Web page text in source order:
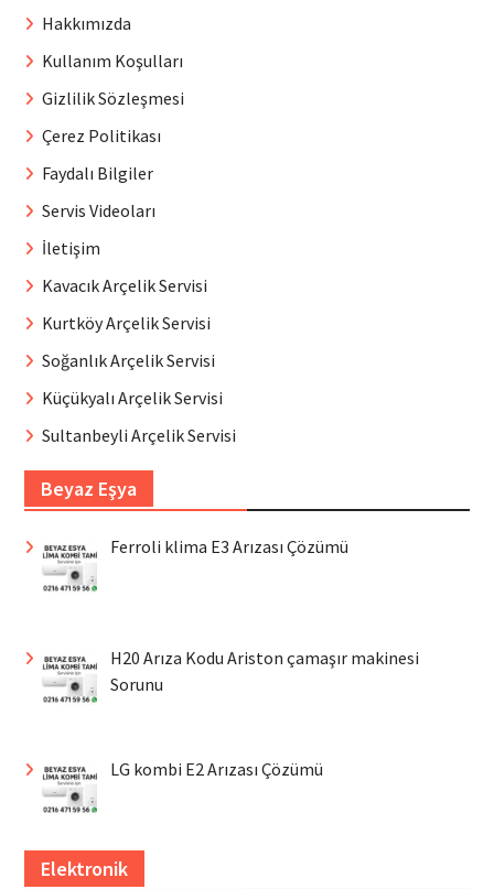
Hakkımızda
Kullanım Koşulları
Gizlilik Sözleşmesi
Çerez Politikası
Faydalı Bilgiler
Servis Videoları
İletişim
Kavacık Arçelik Servisi
Kurtköy Arçelik Servisi
Soğanlık Arçelik Servisi
Küçükyalı Arçelik Servisi
Sultanbeyli Arçelik Servisi
Beyaz Eşya
Ferroli klima E3 Arızası Çözümü
H20 Arıza Kodu Ariston çamaşır makinesi
Sorunu
LG kombi E2 Arızası Çözümü
Elektronik